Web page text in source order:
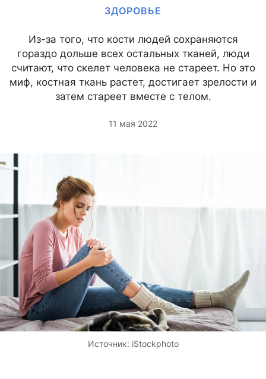
ЗДОРОВЬЕ
Из-за того, что кости людей сохраняются
гораздо дольше всех остальных тканей, люди
считают, что скелет человека не стареет. Но это
миф, костная ткань растет, достигает зрелости и
затем стареет вместе с телом.
11 мая 2022
Источник: iStockphoto